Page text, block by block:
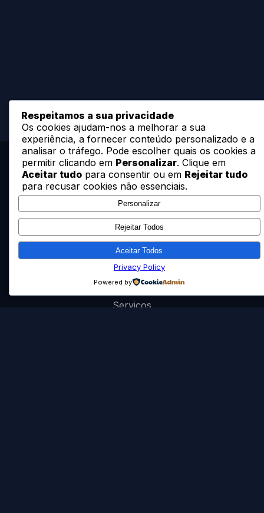
Especialistas em desenvolvimento de ponds
artificiais, reservatórios e outras estruturas
Início
Serviços
Respeitamos a sua privacidade
Os cookies ajudam-nos a melhorar a sua
experiência, a fornecer conteúdo personalizado e a
analisar o tráfego. Pode escolher quais os cookies a
permitir clicando em Personalizar. Clique em
Aceitar tudo para consentir ou em Rejeitar tudo
para recusar cookies não essenciais.
Personalizar
Rejeitar Todos
Aceitar Todos
Privacy Policy
Powered by